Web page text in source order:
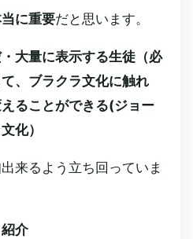
に重要だと思います。
大量に表示する生徒（必
、ブラクラ文化に触れ
ることができる(ジョー
化）
来るよう立ち回っていま
介